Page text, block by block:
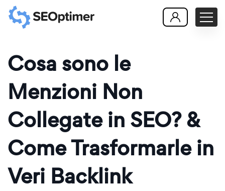
Cosa sono le
Menzioni Non
Collegate in SEO? &
Come Trasformarle in
Veri Backlink